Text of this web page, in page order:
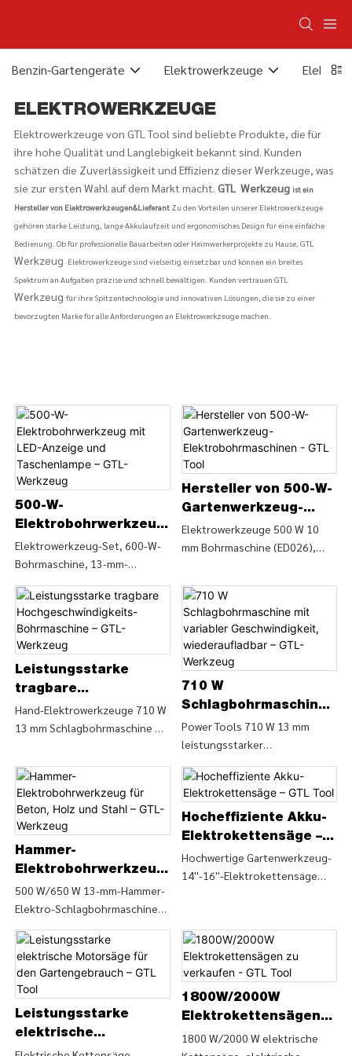
Benzin-Gartengeräte Elektrowerkzeuge
ELEKTROWERKZEUGE
Elektrowerkzeuge von GTL Tool sind beliebte Produkte, die für
ihre hohe Qualität und Langlebigkeit bekannt sind. Kunden
schätzen die Zuverlässigkeit und Effizienz dieser Werkzeuge, was
sie zur ersten Wahl auf dem Markt macht. GTL Werkzeug ist ein
Hersteller von Elektrowerkzeugen&Lieferant Zu den Vorteilen unserer Elektrowerkzeuge
gehören starke Leistung, lange Akkulaufzeit und ergonomisches Design für eine einfache
Bedienung. Ob für professionelle Bauarbeiten oder Heimwerkerprojekte zu Hause, GTL
Werkzeug Elektrowerkzeuge sind vielseitig einsetzbar und können ein breites
Spektrum an Aufgaben präzise und schnell bewältigen. Kunden vertrauen GTL
Werkzeug für ihre Spitzentechnologie und innovativen Lösungen, die sie zu einer
bevorzugten Marke für alle Anforderungen an Elektrowerkzeuge machen.
500-W-
Elektrobohrwerkzeug
mit LED-Anzeige und
Taschenlampe – GTL-
Elektrowerkzeug-Set, 600-W-
Bohrmaschine, 13-mm-
(ID0372), Details und Preise zur
Schlagbohrmaschine finden Sie
unter Elektrowerkzeug-Set,
600-W-Bohrmaschine, 13-mm-
Handschlagbohrmaschine
(ID0372) – CHINA GTL TOOLS
LIMITED
Hersteller von 500-W-
Gartenwerkzeug-
Elektrobohrmaschine
n - GTL Tool
Elektrowerkzeuge 500 W 10
mm Bohrmaschine (ED026),
Elektrowerkzeugen finden Sie
unter Elektrowerkzeuge 500 W
10 mm Bohrmaschine (ED026) –
CHINA GTL TOOLS LIMITED
Leistungsstarke
tragbare
Hochgeschwindigkeits
-Bohrmaschine – GTL-
Hand-Elektrowerkzeuge 710 W
13 mm Schlagbohrmaschine mit
Details und Preise zu
Bohrmaschinen-Variablen
finden Sie bei Hand Power Tools
710 W 13 mm
Schlagbohrmaschine mit
variabler Drehzahl (ID044-A) –
CHINA GTL TOOLS LIMITED
710 W
Schlagbohrmaschine
mit variabler
Geschwindigkeit,
GTL-Werkzeug
Power Tools 710 W 13 mm
leistungsstarker
mit variabler Geschwindigkeit
(ID044-B), Details und Preise zu
Maschinen-Elektrowerkzeugen
finden Sie bei Power Tools 710
W 13 mm leistungsstarker
Schlagschrauber und Bohrer
Hammer-
Elektrobohrwerkzeug
für Beton, Holz und
Stahl – GTL-Werkzeug
500 W/650 W 13-mm-Hammer-
Elektro-Schlagbohrmaschine
(ID050-A), Finden Sie Details
und Preise zur Bohrleistung
von 500 W/650 W 13-mm-
Hammer-Elektro-
Schlagbohrmaschine (ID050-A)
– CHINA GTL TOOLS LIMITED
Hocheffiziente Akku-
Elektrokettensäge –
GTL Tool
Hochwertige Gartenwerkzeug-
14''-16''-Elektrokettensäge
Säge-Holzsäge von High
Quality Garden-Tool-14''-16''-
Elektrokettensäge zum
Holzschneiden - CHINA GTL
TOOLS LIMITED
Leistungsstarke
elektrische
Motorsäge für den
1800W/2000W
Elektrokettensägen
zu verkaufen - GTL
1800 W/2000 W elektrische